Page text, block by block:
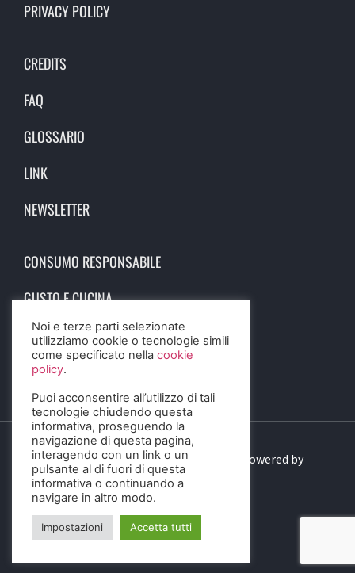
PRIVACY POLICY
CREDITS
FAQ
GLOSSARIO
LINK
NEWSLETTER
CONSUMO RESPONSABILE
GUSTO E CUCINA
SCIENZA E SALUTE
STORIA E CULTURA
© 2023 Birra Informa. All Rights Reserved. Powered by
DIGITALSENSE
Noi e terze parti selezionate
utilizziamo cookie o tecnologie simili
come specificato nella cookie
policy.
Puoi acconsentire all’utilizzo di tali
tecnologie chiudendo questa
informativa, proseguendo la
navigazione di questa pagina,
interagendo con un link o un
pulsante al di fuori di questa
informativa o continuando a
navigare in altro modo.
Impostazioni Accetta tutti